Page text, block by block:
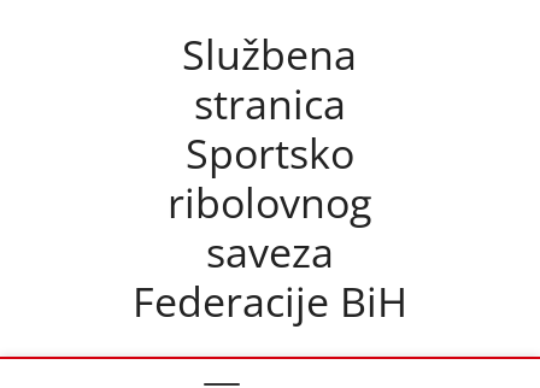
Službena
stranica
Sportsko
ribolovnog
saveza
Federacije BiH